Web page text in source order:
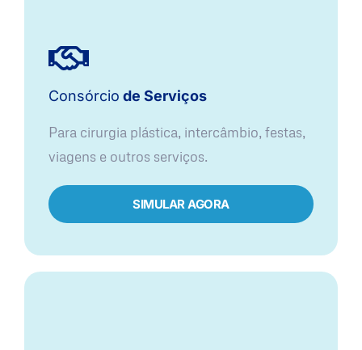
Consórcio de Serviços
Para cirurgia plástica, intercâmbio, festas,
viagens e outros serviços.
SIMULAR AGORA